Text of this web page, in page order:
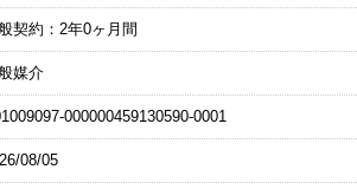
契約：2年0ヶ月間
媒介
000000459130590-0001
08/05